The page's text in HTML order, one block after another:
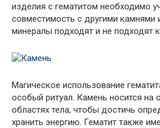
изделия с гематитом необходимо
совместимость с другими камнями
минералы подходят и не подходят к
Магическое использование
особый ритуал. Камень носится на
областях тела, чтобы достичь
хранить энергию. Гематит также